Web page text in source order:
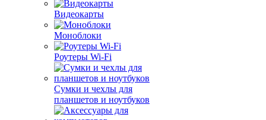
Видеокарты
Моноблоки
Роутеры Wi-Fi
Сумки и чехлы для
планшетов и ноутбуков